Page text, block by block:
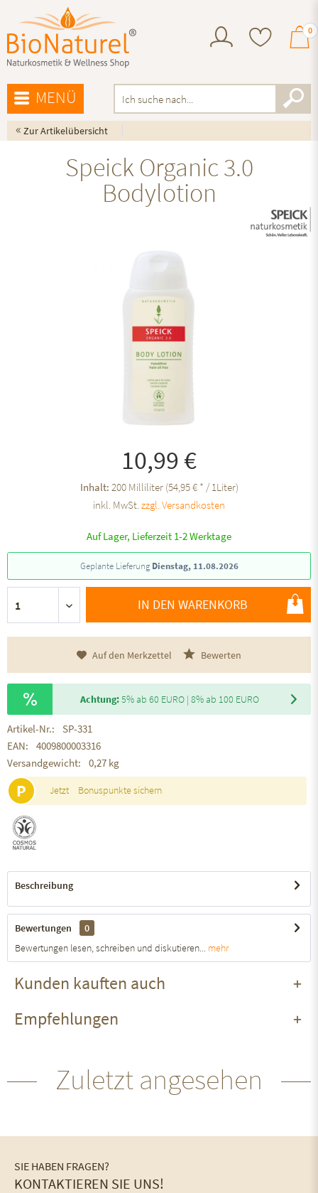
0
MENÜ
« Zur Artikelübersicht
Speick Organic 3.0
Bodylotion
10,99 €
Inhalt: 200 Milliliter (54,95 € * / 1Liter)
inkl. MwSt.zzgl. Versandkosten
Auf Lager, Lieferzeit 1-2 Werktage
Geplante Lieferung Dienstag, 11.08.2026
IN DEN WARENKORB
Auf den Merkzettel Bewerten
Achtung:5% ab 60 EURO | 8% ab 100 EURO
Artikel-Nr.:
SP-331
EAN:
4009800003316
Versandgewicht:
0,27 kg
P Jetzt Bonuspunkte sichern
Beschreibung
Bewertungen
0
Bewertungen lesen, schreiben und diskutieren... mehr
Kunden kauften auch
Empfehlungen
Zuletzt angesehen
SIE HABEN FRAGEN?
KONTAKTIEREN SIE UNS!